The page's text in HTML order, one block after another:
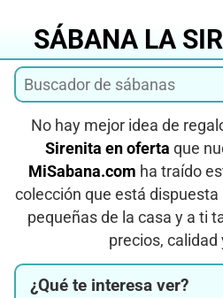
contenidoSÁBANA LA
No hay mejor idea de
Sirenita en oferta que
MiSabana.com ha traído
colección que está
pequeñas de la casa y a ti
precios, calidad
¿Qué te interesa ver?